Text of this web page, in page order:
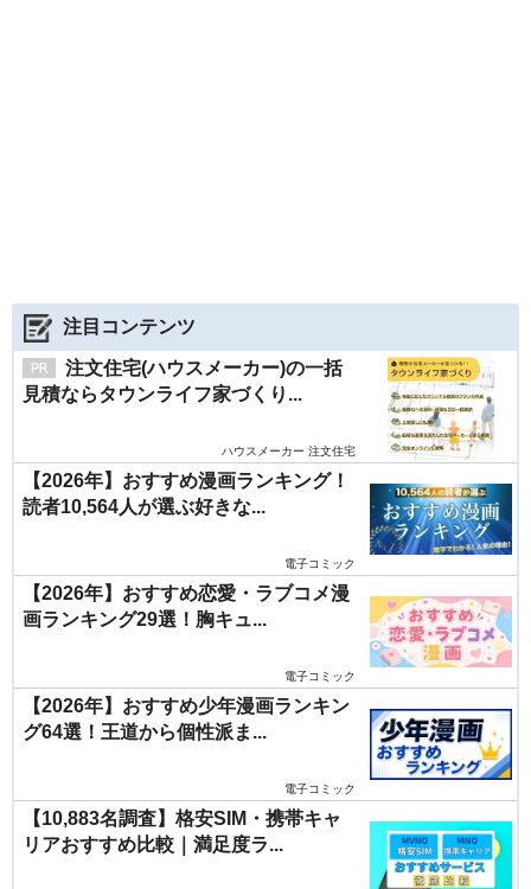
注目コンテンツ
注文住宅(ハウスメーカー)の一括
見積ならタウンライフ家づくり...
ハウスメーカー 注文住宅
【2026年】おすすめ漫画ランキング！
読者10,564人が選ぶ好きな...
電子コミック
【2026年】おすすめ恋愛・ラブコメ漫
画ランキング29選！胸キュ...
電子コミック
【2026年】おすすめ少年漫画ランキン
グ64選！王道から個性派ま...
電子コミック
【10,883名調査】格安SIM・携帯キャ
リアおすすめ比較｜満足度ラ...